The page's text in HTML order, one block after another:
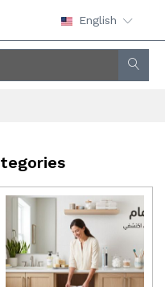
English